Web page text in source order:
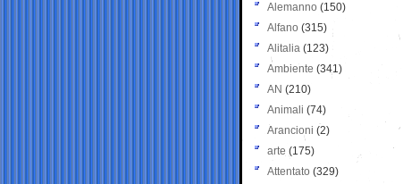
Alemanno (150)
Alfano (315)
Alitalia (123)
Ambiente (341)
AN (210)
Animali (74)
Arancioni (2)
arte (175)
Attentato (329)